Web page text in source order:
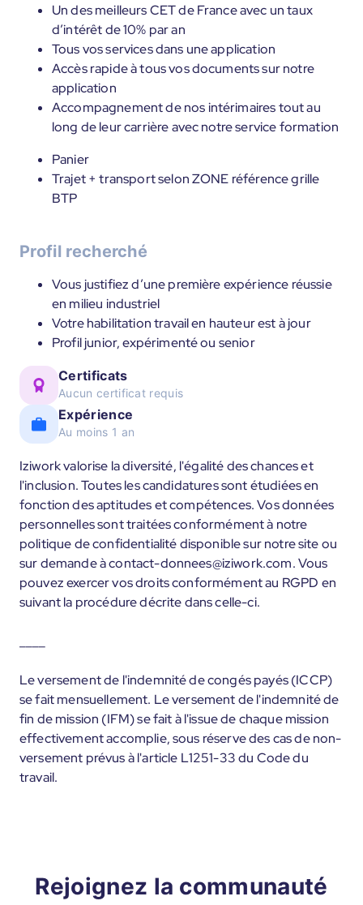
Un des meilleurs CET de France avec un taux
d’intérêt de 10% par an
Tous vos services dans une application
Accès rapide à tous vos documents sur notre
application
Accompagnement de nos intérimaires tout au
long de leur carrière avec notre service formation
Panier
Trajet + transport selon ZONE référence grille
BTP
Profil recherché
Vous justifiez d’une première expérience réussie
en milieu industriel
Votre habilitation travail en hauteur est à jour
Profil junior, expérimenté ou senior
Certificats
Aucun certificat requis
Expérience
Au moins 1 an
Iziwork valorise la diversité, l'égalité des chances et
l'inclusion. Toutes les candidatures sont étudiées en
fonction des aptitudes et compétences. Vos données
personnelles sont traitées conformément à notre
politique de confidentialité disponible sur notre site ou
sur demande à contact-donnees@iziwork.com. Vous
pouvez exercer vos droits conformément au RGPD en
suivant la procédure décrite dans celle-ci.
Le versement de l'indemnité de congés payés (ICCP)
se fait mensuellement. Le versement de l'indemnité de
fin de mission (IFM) se fait à l'issue de chaque mission
effectivement accomplie, sous réserve des cas de non-
versement prévus à l'article L1251-33 du Code du
travail.
Rejoignez la communauté